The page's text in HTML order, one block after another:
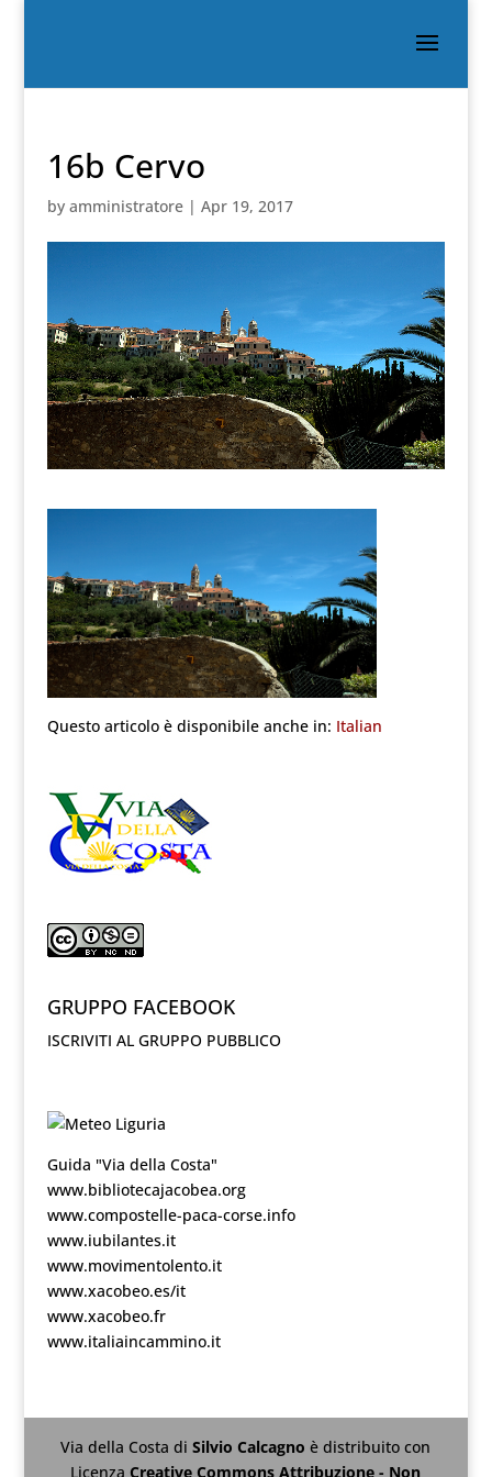
16b Cervo
by amministratore| Apr 19, 2017
Questo articolo è disponibile anche in: Italian
GRUPPO FACEBOOK
ISCRIVITI AL GRUPPO PUBBLICO
Guida "Via della Costa"
www.bibliotecajacobea.org
www.compostelle-paca-corse.info
www.iubilantes.it
www.movimentolento.it
www.xacobeo.es/it
www.xacobeo.fr
www.italiaincammino.it
Via della Costa diSilvio Calcagnoè distribuito con
LicenzaCreative Commons Attribuzione - Non